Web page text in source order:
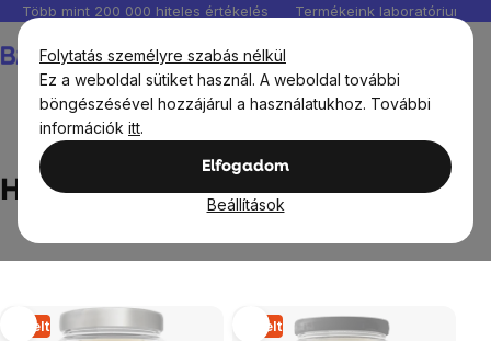
Folytatás személyre szabás nélkül
Ez a weboldal sütiket használ. A weboldal további
böngészésével hozzájárul a használatukhoz. További
információk itt.
Elfogadom
Beállítások
Ugrás
fő
tartalomhoz
Több mint 200 000 hiteles értékelés Termékeink
HUNTER & GATHER
HUNTER & GATHER
Termékek
Elkelt Elkelt